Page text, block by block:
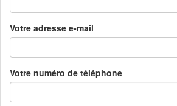
Votre adresse e-mail
Votre numéro de téléphone